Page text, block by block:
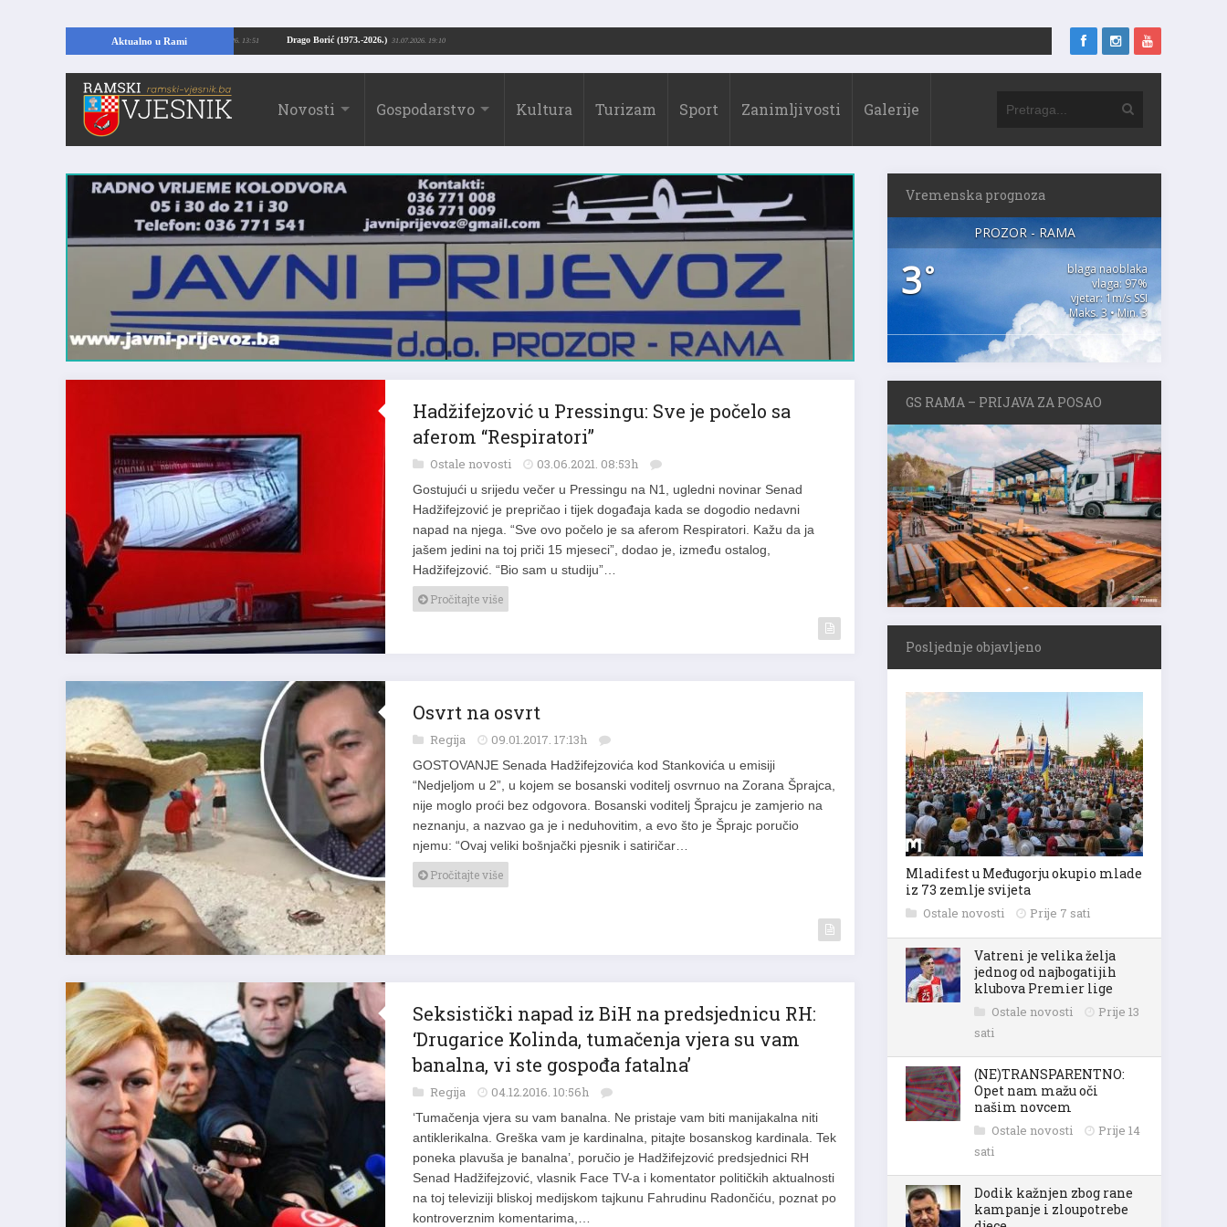
Aktualno u Rami Drago Borić (1973.-2026.) 31.07.2026. 19:10
Kopajući temelje kuće, pronašao vrijedne arheološke ostatke 24.07.2026. 13:51
Novosti Gospodarstvo Kultura Turizam Sport Zanimljivosti Galerije
Hadžifejzović u Pressingu: Sve je počelo sa
aferom “Respiratori”
Hadžifejzović je prepričao i tijek događaja kada se dogodio nedavni
napad na njega. “Sve ovo počelo je sa aferom Respiratori. Kažu da ja
jašem jedini na toj priči 15 mjeseci”, dodao je, između ostalog,
Hadžifejzović. “Bio sam u studiju”…
Pročitajte više
Osvrt na osvrt
“Nedjeljom u 2”, u kojem se bosanski voditelj osvrnuo na Zorana Šprajca,
nije moglo proći bez odgovora. Bosanski voditelj Šprajcu je zamjerio na
neznanju, a nazvao ga je i neduhovitim, a evo što je Šprajc poručio
njemu: “Ovaj veliki bošnjački pjesnik i satiričar…
Pročitajte više
Seksistički napad iz BiH na predsjednicu RH:
‘Drugarice Kolinda, tumačenja vjera su vam
banalna, vi ste gospođa fatalna’
antiklerikalna. Greška vam je kardinalna, pitajte bosanskog kardinala. Tek
poneka plavuša je banalna’, poručio je Hadžifejzović predsjednici RH
Senad Hadžifejzović, vlasnik Face TV-a i komentator političkih aktualnosti
na toj televiziji bliskoj medijskom tajkunu Fahrudinu Radončiću, poznat po
kontroverznim komentarima,…
Vremenska prognoza
PROZOR - RAMA
3°
blaga naoblaka
vlaga: 97%
vjetar: 1m/s SSI
Maks. 3 • Min. 3
GS RAMA – PRIJAVA ZA POSAO
Posljednje objavljeno
Mladifest u Međugorju okupio mlade
iz 73 zemlje svijeta
Ostale novosti Prije 7 sati
Vatreni je velika želja
jednog od najbogatijih
klubova Premier lige
Ostale novosti
Prije 13
sati
(NE)TRANSPARENTNO:
Opet nam mažu oči
našim novcem
Ostale novosti
Prije 14
sati
Dodik kažnjen zbog rane
kampanje i zloupotrebe